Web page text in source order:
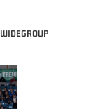
WIDEGROUP